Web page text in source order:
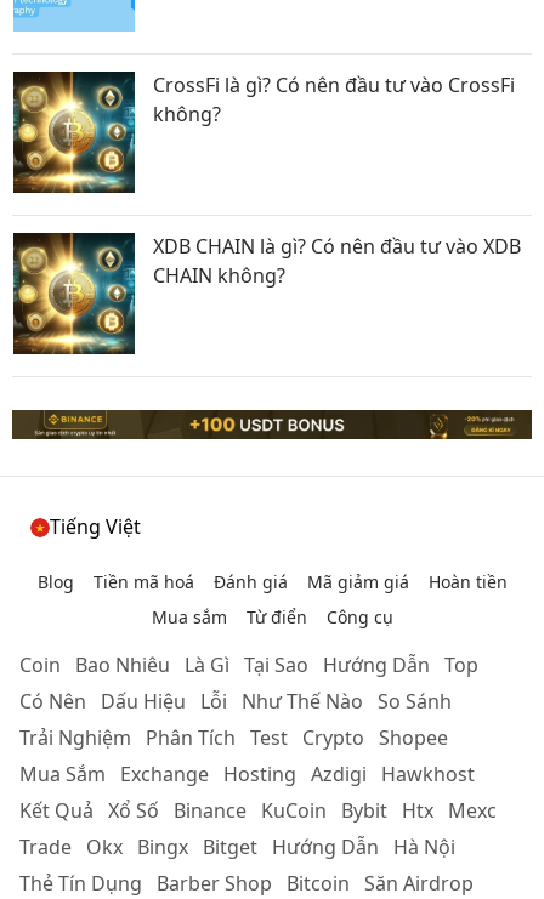
CrossFi là gì? Có nên đầu tư vào CrossFi
không?
XDB CHAIN là gì? Có nên đầu tư vào XDB
CHAIN không?
Tiếng Việt
Blog Tiền mã hoá Đánh giá Mã giảm giá
Hoàn tiền
Mua sắm
Từ điển Công cụ
Coin Bao Nhiêu Là Gì Tại Sao Hướng Dẫn Top
Có Nên
Dấu Hiệu Lỗi Như Thế Nào So Sánh
Trải Nghiệm
Phân Tích Test Crypto Shopee
Mua Sắm
Exchange Hosting Azdigi
Hawkhost
Kết Quả Xổ Số Binance KuCoin Bybit Htx Mexc
Trade Okx Bingx Bitget Hướng Dẫn
Hà Nội
Thẻ Tín Dụng
Barber Shop Bitcoin Săn Airdrop